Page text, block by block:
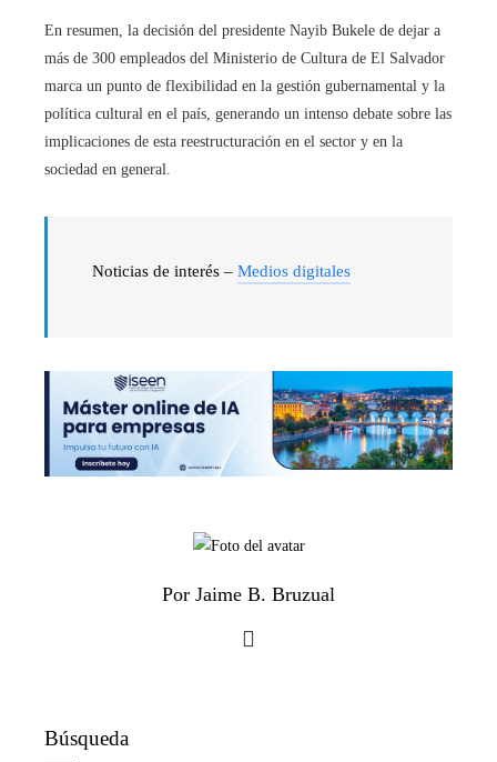
En resumen, la decisión del presidente Nayib Bukele de dejar a
más de 300 empleados del Ministerio de Cultura de El Salvador
marca un punto de flexibilidad en la gestión gubernamental y la
política cultural en el país, generando un intenso debate sobre las
implicaciones de esta reestructuración en el sector y en la
sociedad en general.
Noticias de interés – Medios digitales
Por Jaime B. Bruzual
Búsqueda